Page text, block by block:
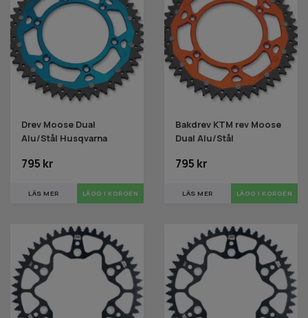
Drev Moose Dual
Alu/Stål Husqvarna
795 kr
LÄS MER LÄGG I KORGEN
Bakdrev KTM rev Moose
Dual Alu/Stål
795 kr
LÄS MER LÄGG I KORGEN